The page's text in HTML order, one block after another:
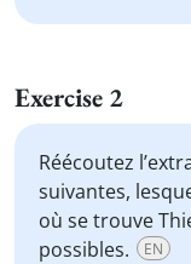
Exercise 2
Réécoutez
suivantes,
où se trouve
possibles.
EN